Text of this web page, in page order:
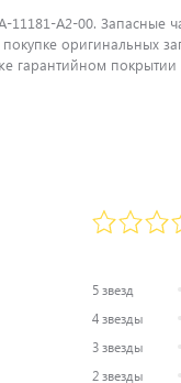
11181-A2-00. Запасные
оригинальных
гарантийном покрытии
5 звезд
4 звезды
3 звезды
2 звезды